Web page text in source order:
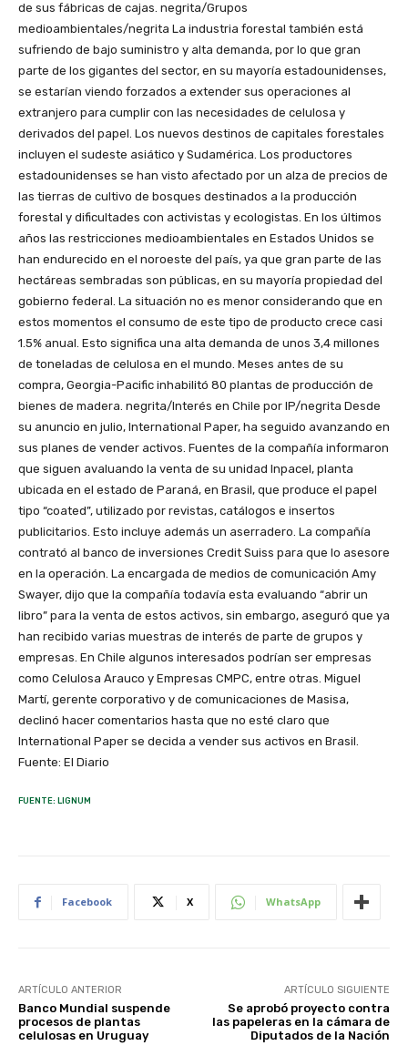
de sus fábricas de cajas. negrita/Grupos
medioambientales/negrita La industria forestal también está
sufriendo de bajo suministro y alta demanda, por lo que gran
parte de los gigantes del sector, en su mayoría estadounidenses,
se estarían viendo forzados a extender sus operaciones al
extranjero para cumplir con las necesidades de celulosa y
derivados del papel. Los nuevos destinos de capitales forestales
incluyen el sudeste asiático y Sudamérica. Los productores
estadounidenses se han visto afectado por un alza de precios de
las tierras de cultivo de bosques destinados a la producción
forestal y dificultades con activistas y ecologistas. En los últimos
años las restricciones medioambientales en Estados Unidos se
han endurecido en el noroeste del país, ya que gran parte de las
hectáreas sembradas son públicas, en su mayoría propiedad del
gobierno federal. La situación no es menor considerando que en
estos momentos el consumo de este tipo de producto crece casi
1.5% anual. Esto significa una alta demanda de unos 3,4 millones
de toneladas de celulosa en el mundo. Meses antes de su
compra, Georgia-Pacific inhabilitó 80 plantas de producción de
bienes de madera. negrita/Interés en Chile por IP/negrita Desde
su anuncio en julio, International Paper, ha seguido avanzando en
sus planes de vender activos. Fuentes de la compañía informaron
que siguen avaluando la venta de su unidad Inpacel, planta
ubicada en el estado de Paraná, en Brasil, que produce el papel
tipo “coated”, utilizado por revistas, catálogos e insertos
publicitarios. Esto incluye además un aserradero. La compañía
contrató al banco de inversiones Credit Suiss para que lo asesore
en la operación. La encargada de medios de comunicación Amy
Swayer, dijo que la compañía todavía esta evaluando “abrir un
libro” para la venta de estos activos, sin embargo, aseguró que ya
han recibido varias muestras de interés de parte de grupos y
empresas. En Chile algunos interesados podrían ser empresas
como Celulosa Arauco y Empresas CMPC, entre otras. Miguel
Martí, gerente corporativo y de comunicaciones de Masisa,
declinó hacer comentarios hasta que no esté claro que
International Paper se decida a vender sus activos en Brasil.
Fuente: El Diario
FUENTE: LIGNUM
Facebook X WhatsApp
ARTÍCULO ANTERIOR
Banco Mundial suspende
procesos de plantas
celulosas en Uruguay
ARTÍCULO SIGUIENTE
Se aprobó proyecto contra
las papeleras en la cámara de
Diputados de la Nación